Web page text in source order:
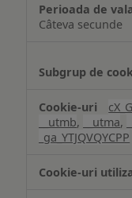
Câteva secunde
cX_G
__utmb, __utma,
_ga_YTJQVQYCPP